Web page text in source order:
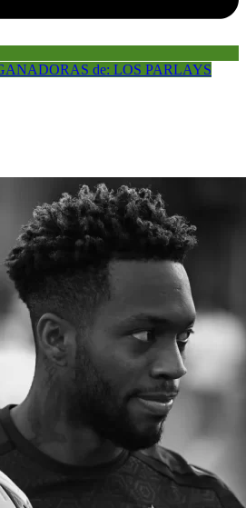
de: LOS PARLAYS